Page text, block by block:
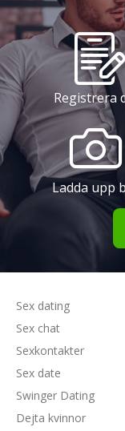
Registrera
Ladda upp
Sex dating
Sex chat
Sexkontakter
Sex date
Swinger Dating
Dejta kvinnor